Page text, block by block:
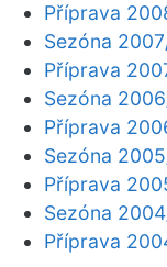
Příprava
Sezóna
Příprava
Sezóna
Příprava
Sezóna
Příprava
Sezóna
Příprava